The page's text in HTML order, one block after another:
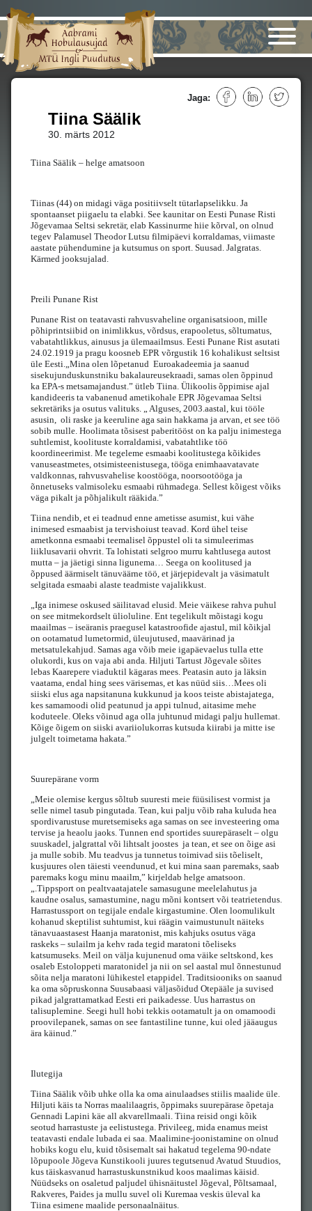
Tiina Säälik
30. märts 2012
Jaga:
Tiina Säälik – helge amatsoon
Tiinas (44) on midagi väga positiivselt tütarlapselikku. Ja
spontaanset piigaelu ta elabki. See kaunitar on Eesti Punase Risti
Jõgevamaa Seltsi sekretär, elab Kassinurme hiie kõrval, on olnud
tegev Palamusel Theodor Lutsu filmipäevi korraldamas, viimaste
aastate pühendumine ja kutsumus on sport. Suusad. Jalgratas.
Kärmed jooksujalad.
Preili Punane Rist
Punane Rist on teatavasti rahvusvaheline organisatsioon, mille
põhiprintsiibid on inimlikkus, võrdsus, erapooletus, sõltumatus,
vabatahtlikkus, ainusus ja ülemaailmsus. Eesti Punane Rist asutati
24.02.1919 ja pragu koosneb EPR võrgustik 16 kohalikust seltsist
üle Eesti.„Mina olen lõpetanud Euroakadeemia ja saanud
sisekujunduskunstniku bakalaureusekraadi, samas olen õppinud
ka EPA-s metsamajandust.” ütleb Tiina. Ülikoolis õppimise ajal
kandideeris ta vabanenud ametikohale EPR Jõgevamaa Seltsi
sekretäriks ja osutus valituks. „ Alguses, 2003.aastal, kui tööle
asusin, oli raske ja keeruline aga sain hakkama ja arvan, et see töö
sobib mulle. Hoolimata tõsisest paberitööst on ka palju inimestega
suhtlemist, koolituste korraldamisi, vabatahtlike töö
koordineerimist. Me tegeleme esmaabi koolitustega kõikides
vanuseastmetes, otsimisteenistusega, tööga enimhaavatavate
valdkonnas, rahvusvahelise koostööga, noorsootööga ja
õnnetuseks valmisoleku esmaabi rühmadega. Sellest kõigest võiks
väga pikalt ja põhjalikult rääkida.”
Tiina nendib, et ei teadnud enne ametisse asumist, kui vähe
inimesed esmaabist ja tervishoiust teavad. Kord ühel teise
ametkonna esmaabi teemalisel õppustel oli ta simuleerimas
liiklusavarii ohvrit. Ta lohistati selgroo murru kahtlusega autost
mutta – ja jäetigi sinna ligunema… Seega on koolitused ja
õppused äärmiselt tänuväärne töö, et järjepidevalt ja väsimatult
selgitada esmaabi alaste teadmiste vajalikkust.
„Iga inimese oskused säilitavad elusid. Meie väikese rahva puhul
on see mitmekordselt ülioluline. Ent tegelikult mõistagi kogu
maailmas – iseäranis praegusel katastroofide ajastul, mil kõikjal
on ootamatud lumetormid, üleujutused, maavärinad ja
metsatulekahjud. Samas aga võib meie igapäevaelus tulla ette
olukordi, kus on vaja abi anda. Hiljuti Tartust Jõgevale sõites
lebas Kaarepere viaduktil kägaras mees. Peatasin auto ja läksin
vaatama, endal hing sees värisemas, et kas nüüd siis…Mees oli
siiski elus aga napsitanuna kukkunud ja koos teiste abistajatega,
kes samamoodi olid peatunud ja appi tulnud, aitasime mehe
koduteele. Oleks võinud aga olla juhtunud midagi palju hullemat.
Kõige õigem on siiski avariiolukorras kutsuda kiirabi ja mitte ise
julgelt toimetama hakata.”
Suurepärane vorm
„Meie olemise kergus sõltub suuresti meie füüsilisest vormist ja
selle nimel tasub pingutada. Tean, kui palju võib raha kuluda hea
spordivarustuse muretsemiseks aga samas on see investeering oma
tervise ja heaolu jaoks. Tunnen end sportides suurepäraselt – olgu
suuskadel, jalgrattal või lihtsalt joostes ja tean, et see on õige asi
ja mulle sobib. Mu teadvus ja tunnetus toimivad siis tõeliselt,
kusjuures olen täiesti veendunud, et kui mina saan paremaks, saab
paremaks kogu minu maailm,” kirjeldab helge amatsoon.
„.Tippsport on pealtvaatajatele samasugune meelelahutus ja
kaudne osalus, samastumine, nagu mõni kontsert või teatrietendus.
Harrastussport on tegijale endale kirgastumine. Olen loomulikult
kohanud skeptilist suhtumist, kui räägin vaimustunult näiteks
tänavuaastasest Haanja maratonist, mis kahjuks osutus väga
raskeks – sulailm ja kehv rada tegid maratoni tõeliseks
katsumuseks. Meil on välja kujunenud oma väike seltskond, kes
osaleb Estoloppeti maratonidel ja nii on sel aastal mul õnnestunud
sõita nelja maratoni lühikestel etappidel. Traditsiooniks on saanud
ka oma sõpruskonna Suusabaasi väljasõidud Otepääle ja suvised
pikad jalgrattamatkad Eesti eri paikadesse. Uus harrastus on
talisuplemine. Seegi hull hobi tekkis ootamatult ja on omamoodi
proovilepanek, samas on see fantastiline tunne, kui oled jääaugus
ära käinud.”
Ilutegija
Tiina Säälik võib uhke olla ka oma ainulaadses stiilis maalide üle.
Hiljuti käis ta Norras maalilaagris, õppimaks suurepärase õpetaja
Gennadi Lapini käe all akvarellmaali. Tiina reisid ongi kõik
seotud harrastuste ja eelistustega. Privileeg, mida enamus meist
teatavasti endale lubada ei saa. Maalimine-joonistamine on olnud
hobiks kogu elu, kuid tõsisemalt sai hakatud tegelema 90-ndate
lõpupoole Jõgeva Kunstikooli juures tegutsenud Avatud Stuudios,
kus täiskasvanud harrastuskunstnikud koos maalimas käisid.
Nüüdseks on osaletud paljudel ühisnäitustel Jõgeval, Põltsamaal,
Rakveres, Paides ja mullu suvel oli Kuremaa veskis üleval ka
Tiina esimene maalide personaalnäitus.